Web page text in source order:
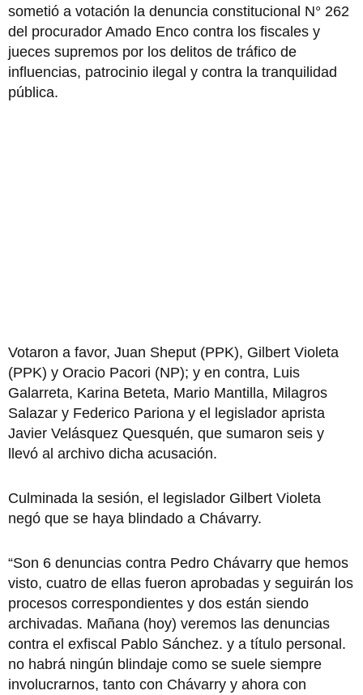
sometió a votación la denuncia constitucional N° 262
del procurador Amado Enco contra los fiscales y
jueces supremos por los delitos de tráfico de
influencias, patrocinio ilegal y contra la tranquilidad
pública.
Votaron a favor, Juan Sheput (PPK), Gilbert Violeta
(PPK) y Oracio Pacori (NP); y en contra, Luis
Galarreta, Karina Beteta, Mario Mantilla, Milagros
Salazar y Federico Pariona y el legislador aprista
Javier Velásquez Quesquén, que sumaron seis y
llevó al archivo dicha acusación.
Culminada la sesión, el legislador Gilbert Violeta
negó que se haya blindado a Chávarry.
“Son 6 denuncias contra Pedro Chávarry que hemos
visto, cuatro de ellas fueron aprobadas y seguirán los
procesos correspondientes y dos están siendo
archivadas. Mañana (hoy) veremos las denuncias
contra el exfiscal Pablo Sánchez. y a título personal.
no habrá ningún blindaje como se suele siempre
involucrarnos, tanto con Chávarry y ahora con